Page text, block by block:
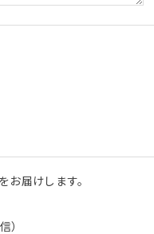
届けします。
）